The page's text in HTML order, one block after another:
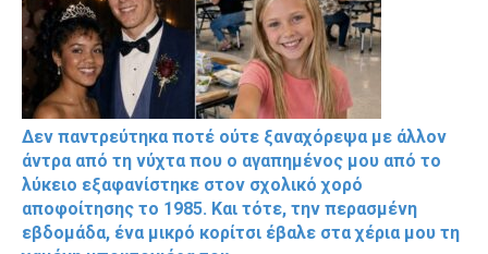
Δεν παντρεύτηκα ποτέ ούτε ξαναχόρεψα με άλλον
άντρα από τη νύχτα που ο αγαπημένος μου από το
λύκειο εξαφανίστηκε στον σχολικό χορό
αποφοίτησης το 1985. Και τότε, την περασμένη
εβδομάδα, ένα μικρό κορίτσι έβαλε στα χέρια μου τη